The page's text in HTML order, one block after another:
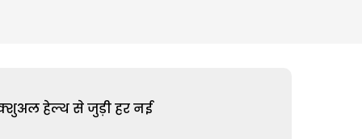
हेल्थ से जुड़ी हर नई